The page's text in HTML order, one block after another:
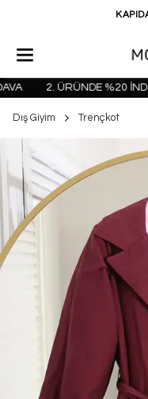
2. ÜRÜNDE %20
Dış Giyim Trençkot